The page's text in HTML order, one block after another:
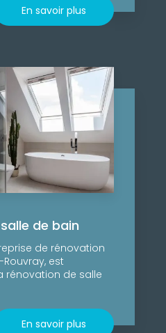
En savoir plus
de bain
de rénovation
est
rénovation de salle
En savoir plus